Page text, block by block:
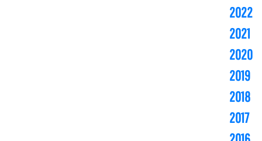
2022
2021
2020
2019
2018
2017